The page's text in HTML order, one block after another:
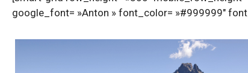
google_font= »Anton » font_color= »#999999″